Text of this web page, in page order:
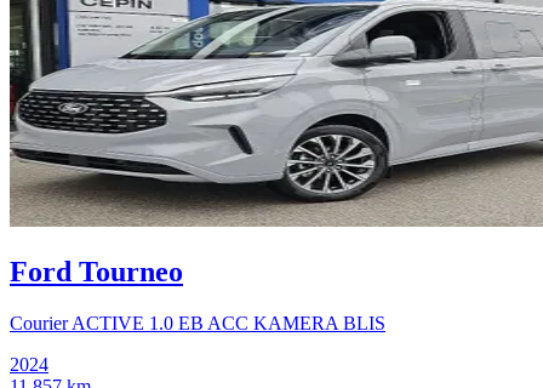
Ford Tourneo
Courier ACTIVE 1.0 EB ACC KAMERA BLIS
2024